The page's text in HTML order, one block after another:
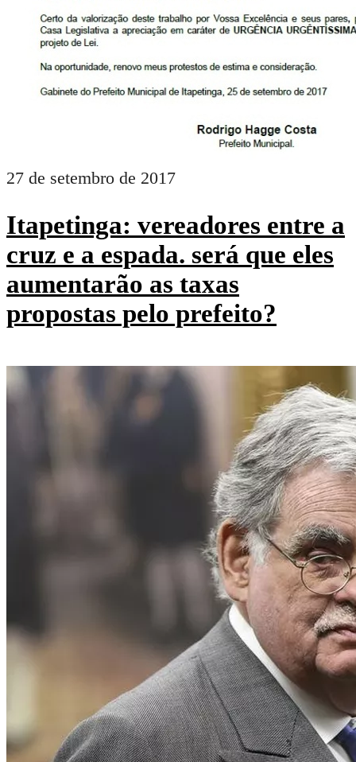
27 de setembro de 2017
Itapetinga: vereadores entre a
cruz e a espada. será que eles
aumentarão as taxas
propostas pelo prefeito?